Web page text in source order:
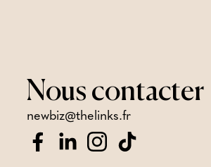
Nous contacter
newbiz@thelinks.fr